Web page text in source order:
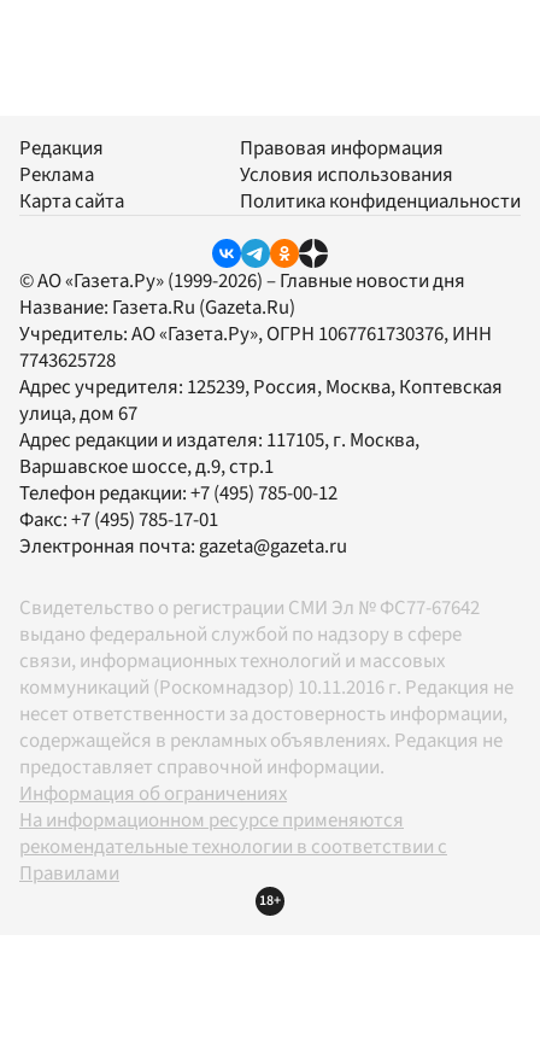
Редакция
Реклама
Карта сайта
Правовая информация
Условия использования
Политика конфиденциальности
© АО «Газета.Ру» (1999-2026) – Главные новости дня
Название: Газета.Ru (Gazeta.Ru)
Учредитель:АО «Газета.Ру», ОГРН 1067761730376, ИНН
7743625728
Адрес учредителя: 125239, Россия, Москва, Коптевская
улица, дом 67
Адрес редакции и издателя: 117105, г. Москва,
Варшавское шоссе, д.9, стр.1
Телефон редакции:+7 (495) 785-00-12
Факс:+7 (495) 785-17-01
Электронная почта: gazeta@gazeta.ru
Свидетельство о регистрации СМИ Эл № ФС77-67642
выдано федеральной службой по надзору в сфере
связи, информационных технологий и массовых
коммуникаций (Роскомнадзор) 10.11.2016 г. Редакция не
несет ответственности за достоверность информации,
содержащейся в рекламных объявлениях. Редакция не
предоставляет справочной информации.
Информация об ограничениях
На информационном ресурсе применяются
рекомендательные технологии в соответствии с
Правилами
18+